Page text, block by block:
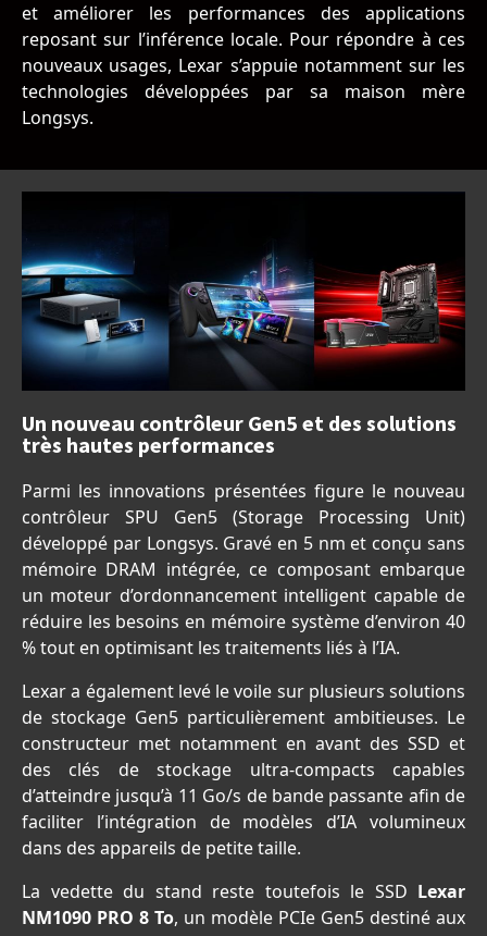
et améliorer les performances des applications
reposant sur l’inférence locale. Pour répondre à ces
nouveaux usages, Lexar s’appuie notamment sur les
technologies développées par sa maison mère
Longsys.
Un nouveau contrôleur Gen5 et des solutions
très hautes performances
Parmi les innovations présentées figure le nouveau
contrôleur SPU Gen5 (Storage Processing Unit)
développé par Longsys. Gravé en 5 nm et conçu sans
mémoire DRAM intégrée, ce composant embarque
un moteur d’ordonnancement intelligent capable de
réduire les besoins en mémoire système d’environ 40
% tout en optimisant les traitements liés à l’IA.
Lexar a également levé le voile sur plusieurs solutions
de stockage Gen5 particulièrement ambitieuses. Le
constructeur met notamment en avant des SSD et
des clés de stockage ultra-compacts capables
d’atteindre jusqu’à 11 Go/s de bande passante afin de
faciliter l’intégration de modèles d’IA volumineux
dans des appareils de petite taille.
La vedette du stand reste toutefois le SSD Lexar
NM1090 PRO 8 To, un modèle PCIe Gen5 destiné aux